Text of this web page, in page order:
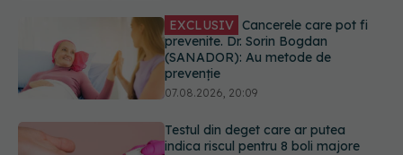
prevenție
07.08.2026, 20:09
Testul din deget care ar putea
indica riscul pentru 8 boli majore